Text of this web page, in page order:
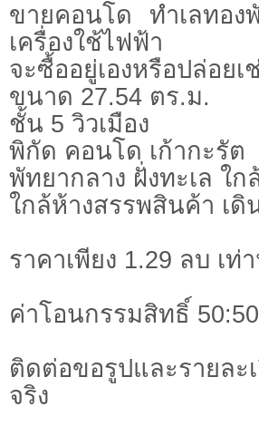
ขายคอนโด ทำเลทอง
เครื่องใช้ไฟฟ้า
จะซื้ออยู่เองหรือปล่อย
ขนาด 27.54 ตร.ม.
ชั้น 5 วิวเมือง
พิกัด คอนโด เก้ากะรัต
พัทยากลาง ฝั่งทะเล ใก
ใกล้ห้างสรรพสินค้า เดิ
ราคาเพียง 1.29 ลบ เท่
ค่าโอนกรรมสิทธิ์ 50:50
ติดต่อขอรูปและรายล
จริง